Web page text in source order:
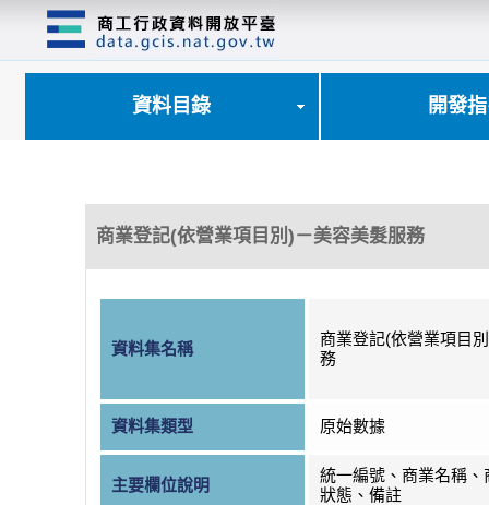
資料目錄 開發
商業登記(依營業項目別)－美容美髮服務
資料集名稱
商業登記(依營業項目
務
資料集類型 原始數據
主要欄位說明
統一編號、商業名稱、
狀態、備註